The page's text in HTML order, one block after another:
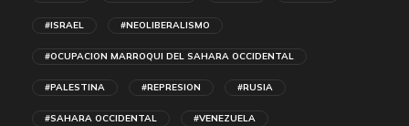
#ISRAEL #NEOLIBERALISMO
#OCUPACION MARROQUI DEL SAHARA OCCIDENTAL
#PALESTINA #REPRESION #RUSIA
#SAHARA OCCIDENTAL #VENEZUELA